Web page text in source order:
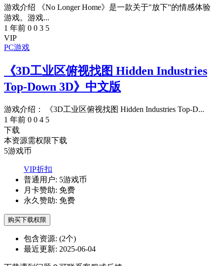
游戏介绍 《No Longer Home》是一款关于"放下”的情感体验
游戏。游戏...
1 年前 0 0 3 5
VIP
PC游戏
《3D工业区俯视找图 Hidden Industries
Top-Down 3D》中文版
游戏介绍： 《3D工业区俯视找图 Hidden Industries Top-D...
1 年前 0 0 4 5
下载
本资源需权限下载
5游戏币
VIP折扣
普通用户: 5游戏币
月卡赞助: 免费
永久赞助: 免费
购买下载权限
包含资源: (2个)
最近更新: 2025-06-04